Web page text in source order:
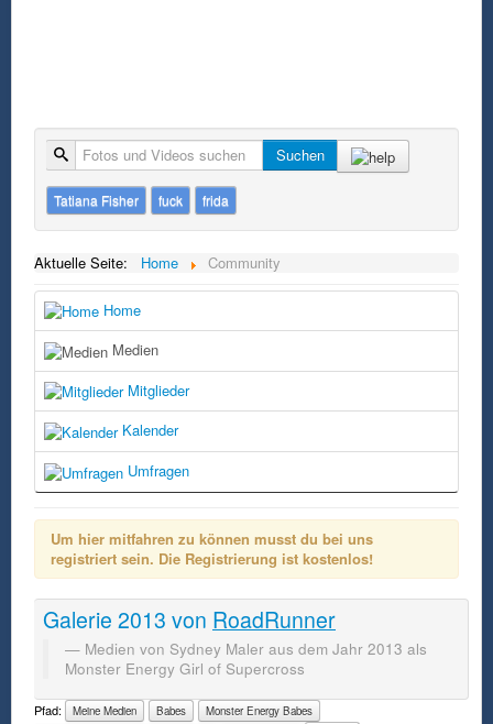
Suche Suchen
Tatiana Fisher fuck frida
Aktuelle Seite: Home Community
Home
Medien
Mitglieder
Kalender
Umfragen
Um hier mitfahren zu können musst du bei uns
registriert sein. Die Registrierung ist kostenlos!
Galerie 2013 von RoadRunner
Medien von Sydney Maler aus dem Jahr 2013 als
Monster Energy Girl of Supercross
Pfad: Meine Medien Babes
Monster Energy Babes